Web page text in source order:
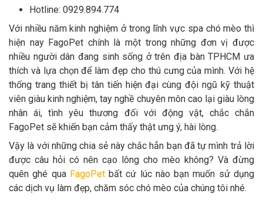
Hotline: 0929.894.774
Với nhiều năm kinh nghiệm ở trong lĩnh vực spa chó mèo thì
hiện nay FagoPet chính là một trong những đơn vị được
nhiều người dân đang sinh sống ở trên địa bàn TPHCM ưa
thích và lựa chọn để làm đẹp cho thú cưng của mình. Với hệ
thống trang thiết bị tân tiến hiện đại cùng đội ngũ kỹ thuật
viên giàu kinh nghiệm, tay nghề chuyên môn cao lại giàu lòng
nhân ái, tình yêu thương đối với động vật, chắc chắn
FagoPet sẽ khiến bạn cảm thấy thật ưng ý, hài lòng.
Vậy là với những chia sẻ này chắc hẳn bạn đã tự mình trả lời
được câu hỏi có nên cạo lông cho mèo không? Và đừng
quên ghé qua FagoPetbất cứ lúc nào bạn muốn sử dụng
các dịch vụ làm đẹp, chăm sóc chó mèo của chúng tôi nhé.